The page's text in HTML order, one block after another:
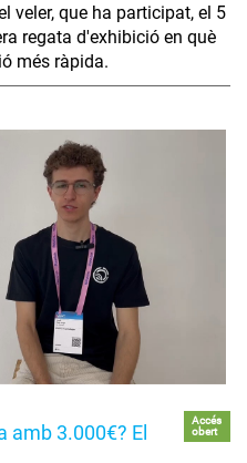
veler, que ha participat, el 5
regata d'exhibició en què
més ràpida.
amb 3.000€? El
Accés
obert